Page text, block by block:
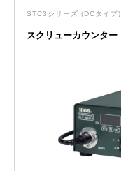
STC3シリーズ (DCタイプ)
スクリューカウンター